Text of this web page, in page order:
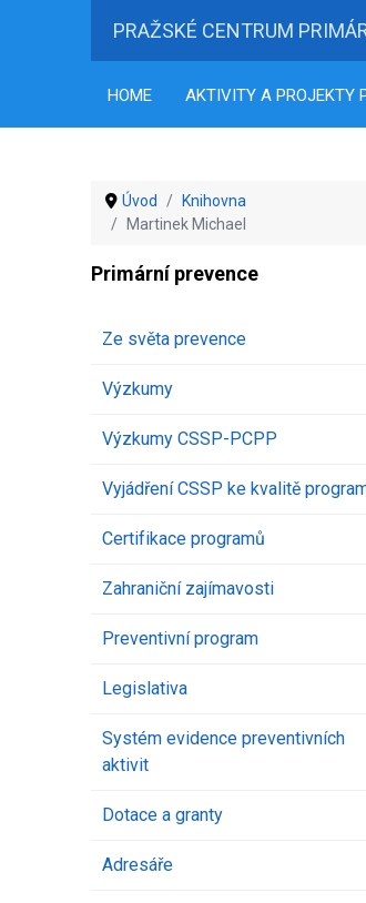
PRAŽSKÉ CENTRUM
HOME AKTIVITY A PROJEKTY
Úvod
Knihovna
Martinek Michael
Primární prevence
Ze světa prevence
Výzkumy
Výzkumy CSSP-PCPP
Vyjádření CSSP ke kvalitě
Certifikace programů
Zahraniční zajímavosti
Preventivní program
Legislativa
Systém evidence preventivních
aktivit
Dotace a granty
Adresáře